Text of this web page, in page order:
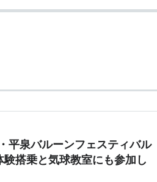
平泉バルーンフェスティバル
搭乗と気球教室にも参加し